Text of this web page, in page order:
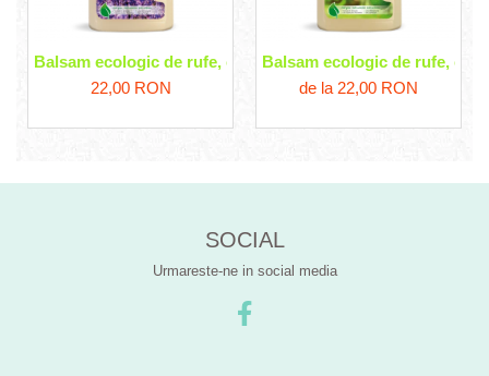
Balsam ecologic de rufe, cu lavanda Sodasan
22,00 RON
Balsam ecologic de rufe, cu
de la 22,00 RON
SOCIAL
Urmareste-ne in social media